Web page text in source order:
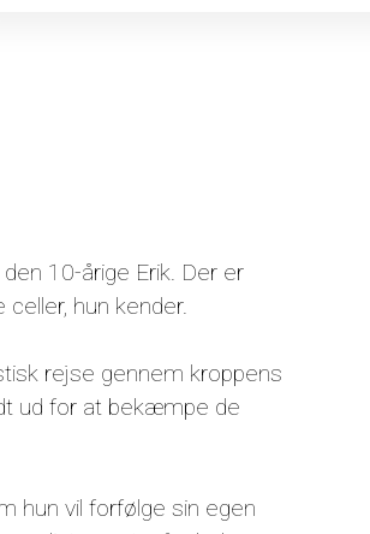
10-årige Erik. Der er
hun kender.
rejse gennem kroppens
ud for at bekæmpe de
hun vil forfølge sin egen